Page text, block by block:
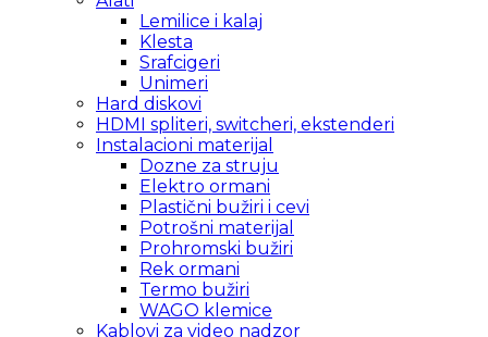
Lemilice i kalaj
Klesta
Srafcigeri
Unimeri
Hard diskovi
HDMI spliteri, switcheri, ekstenderi
Instalacioni materijal
Dozne za struju
Elektro ormani
Plastični bužiri i cevi
Potrošni materijal
Prohromski bužiri
Rek ormani
Termo bužiri
WAGO klemice
Kablovi za video nadzor